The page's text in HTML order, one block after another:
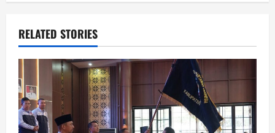
RELATED STORIES